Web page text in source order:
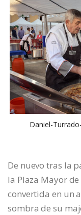
Daniel-
De nuevo tras la
la Plaza Mayor
convertida en un
sombra de su